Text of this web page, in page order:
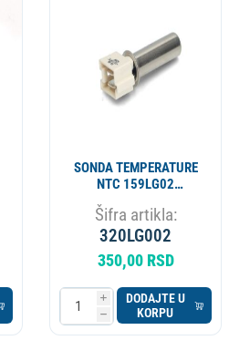
SONDA TEMPERATURE
NTC 159LG02
TRL200ZN - DU
Šifra artikla:
320LG002
350,00 RSD
i
h
DODAJTE U
KORPU